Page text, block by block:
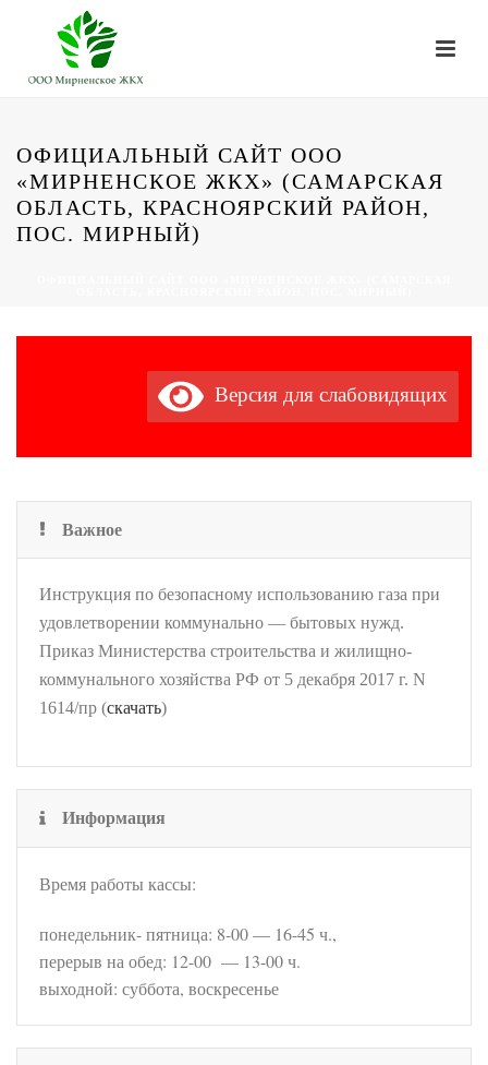
ОФИЦИАЛЬНЫЙ САЙТ ООО
«МИРНЕНСКОЕ ЖКХ» (САМАРСКАЯ
ОБЛАСТЬ, КРАСНОЯРСКИЙ РАЙОН,
ПОС. МИРНЫЙ)
Версия для слабовидящих
Важное
Инструкция по безопасному использованию газа при
удовлетворении коммунально — бытовых нужд.
Приказ Министерства строительства и жилищно-
коммунального хозяйства РФ от 5 декабря 2017 г. N
1614/пр (скачать)
Информация
Время работы кассы:
понедельник- пятница: 8-00 — 16-45 ч.,
перерыв на обед: 12-00 — 13-00 ч.
выходной: суббота, воскресенье